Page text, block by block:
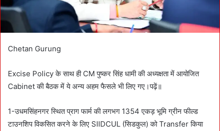
Chetan Gurung
Excise Policy के साथ ही CM पुष्कर सिंह धामी की अध्यक्षता में आयोजित
Cabinet की बैठक में ये अन्य अहम फैसले भी लिए गए।पढ़ें॥
1-उधमसिंहनगर स्थित प्राग फार्म की लगभग 1354 एकड़ भूमि ग्रीन फील्ड
टाउनशिप विकसित करने के लिए SIIDCUL (सिडकुल) को Transfer किया